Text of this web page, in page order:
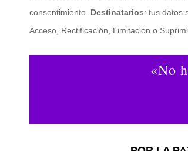
consentimiento. Destinatarios: tus datos
Acceso, Rectificación, Limitación o
«No
.-